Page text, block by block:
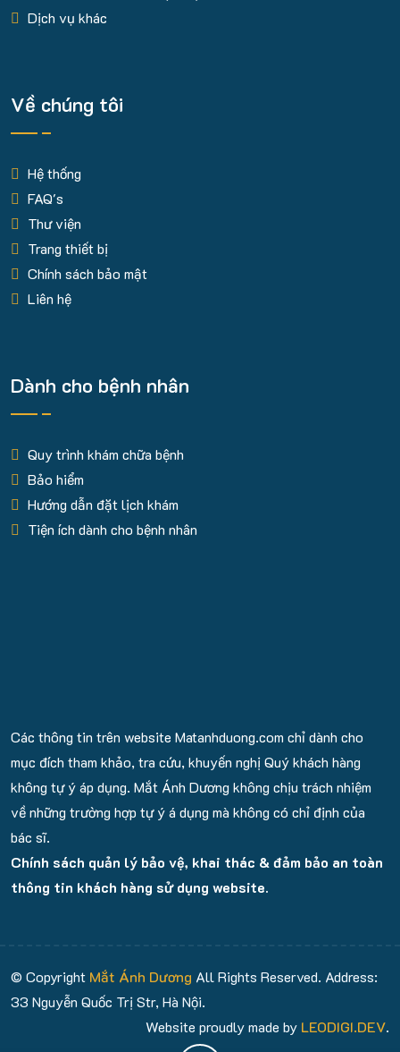
Dịch vụ khác
Về chúng tôi
Hệ thống
FAQ's
Thư viện
Trang thiết bị
Chính sách bảo mật
Liên hệ
Dành cho bệnh nhân
Quy trình khám chữa bệnh
Bảo hiểm
Hướng dẫn đặt lịch khám
Tiện ích dành cho bệnh nhân
Các thông tin trên website Matanhduong.com chỉ dành cho
mục đích tham khảo, tra cứu, khuyến nghị Quý khách hàng
không tự ý áp dụng. Mắt Ánh Dương không chịu trách nhiệm
về những trường hợp tự ý á dụng mà không có chỉ định của
bác sĩ.
Chính sách quản lý bảo vệ, khai thác & đảm bảo an toàn
thông tin khách hàng sử dụng website.
© Copyright Mắt Ánh Dương All Rights Reserved. Address:
33 Nguyễn Quốc Trị Str, Hà Nội.
Website proudly made by LEODIGI.DEV.